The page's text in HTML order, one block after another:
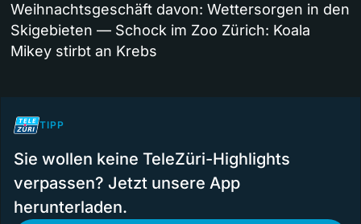
Weihnachtsgeschäft davon: Wettersorgen in den
Skigebieten — Schock im Zoo Zürich: Koala
Mikey stirbt an Krebs
TIPP
Sie wollen keine TeleZüri-Highlights
verpassen? Jetzt unsere App
herunterladen.